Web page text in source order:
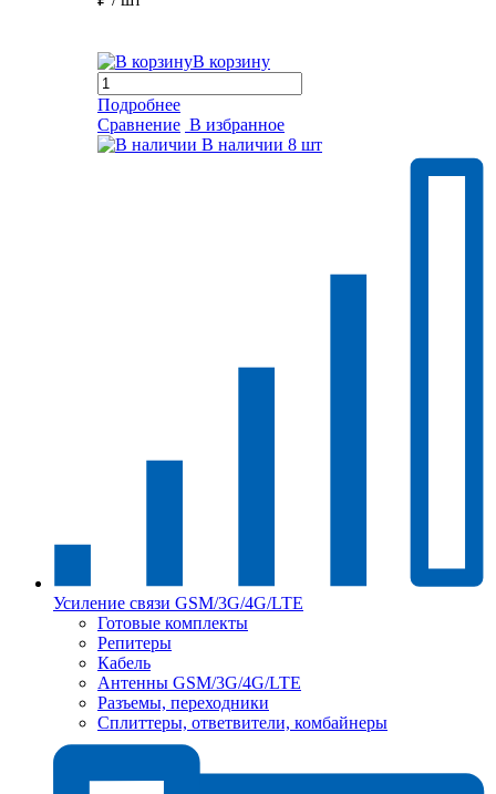
В корзину
Подробнее
Сравнение В избранное
В наличии 8 шт
Усиление связи GSM/3G/4G/LTE
Готовые комплекты
Репитеры
Кабель
Антенны GSM/3G/4G/LTE
Разъемы, переходники
Сплиттеры, ответвители, комбайнеры